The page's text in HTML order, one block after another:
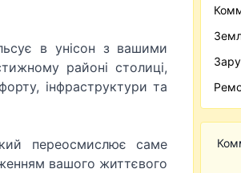
в унісон з вашими
районі столиці,
інфраструктури та
переосмислює саме
вашого життєвого